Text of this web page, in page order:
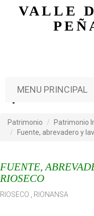
Pasar
VALLE
MENU PRINCIPAL
Patrimonio
Patrimonio
Fuente, abrevadero y
FUENTE,
RIOSECO
RIOSECO , RIONANSA